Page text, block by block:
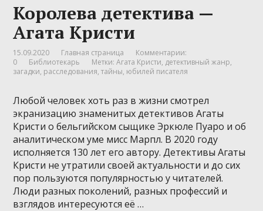
Королева детектива —
Агата Кристи
15.09.2020 Главная страница
Комментарии:
0
Библиотекарь Метки:Агата Кристи, детективный жанр,
загадки, расследования,тайны, юбилей писателя
Любой человек хоть раз в жизни смотрел
экранизацию знаменитых детективов Агаты
Кристи о бельгийском сыщике Эркюле Пуаро и об
аналитическом уме мисс Марпл. В 2020 году
исполняется 130 лет его автору. Детективы Агаты
Кристи не утратили своей актуальности и до сих
пор пользуются популярностью у читателей.
Люди разных поколений, разных профессий и
взглядов интересуются её …